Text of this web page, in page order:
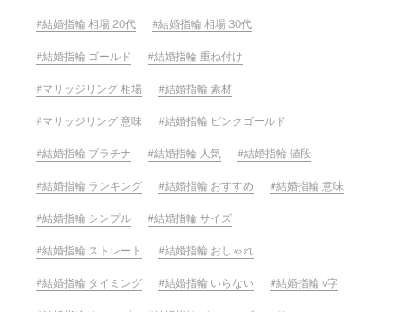
結婚指輪 相場 20代 結婚指輪 相場 30代
結婚指輪 ゴールド 結婚指輪 重ね付け
マリッジリング 相場 結婚指輪 素材
マリッジリング 意味 結婚指輪 ピンクゴールド
結婚指輪 プラチナ 結婚指輪 人気 結婚指輪 値段
結婚指輪 ランキング 結婚指輪 おすすめ 結婚指輪 意味
結婚指輪 シンプル 結婚指輪 サイズ
結婚指輪 ストレート 結婚指輪 おしゃれ
結婚指輪 タイミング 結婚指輪 いらない 結婚指輪 v字